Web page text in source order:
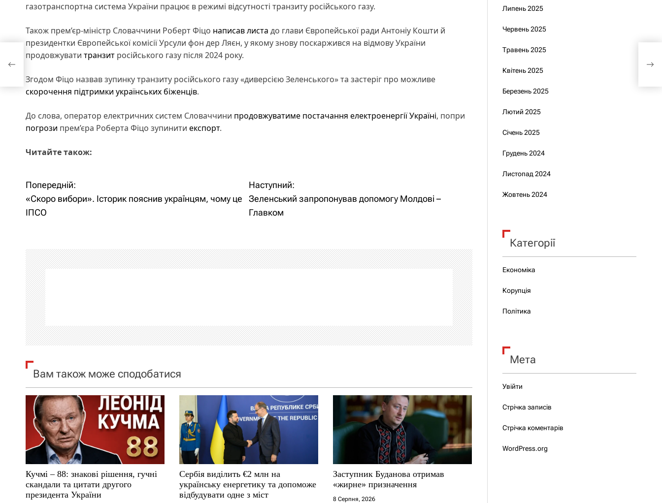
газотранспортна система України працює в режимі відсутності транзиту російського газу.
Також прем’єр-міністр Словаччини Роберт Фіцо написав листа до глави Європейської ради Антоніу Кошти й
президентки Європейської комісії Урсули фон дер Ляєн, у якому знову поскаржився на відмову України
продовжувати транзит російського газу після 2024 року.
Згодом Фіцо назвав зупинку транзиту російського газу «диверсією Зеленського» та застеріг про можливе
скорочення підтримки українських біженців.
До слова, оператор електричних систем Словаччини продовжуватиме постачання електроенергії Україні, попри
погрози прем’єра Роберта Фіцо зупинити експорт.
Читайте також:
Н
а
і
г
а
ц
і
я
а
с
і
Попередній:
«Скоро вибори». Історик пояснив українцям, чому це
ІПСО
Наступний:
Зеленський запропонував допомогу Молдові –
Главком
Вам також може сподобатися
Кучмі – 88: знакові рішення, гучні
скандали та цитати другого
президента України
Сербія виділить €2 млн на
українську енергетику та допоможе
відбудувати одне з міст
Заступник Буданова отримав
«жирне» призначення
8 Серпня, 2026
Липень 2025
Червень 2025
Травень 2025
Квітень 2025
Березень 2025
Лютий 2025
Січень 2025
Грудень 2024
Листопад 2024
Жовтень 2024
Категорії
Економіка
Корупція
Політика
Мета
Увійти
Стрічка записів
Стрічка коментарів
WordPress.org